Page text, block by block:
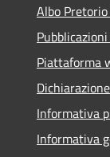
Albo
Piattaforma
Informativa
Informativa